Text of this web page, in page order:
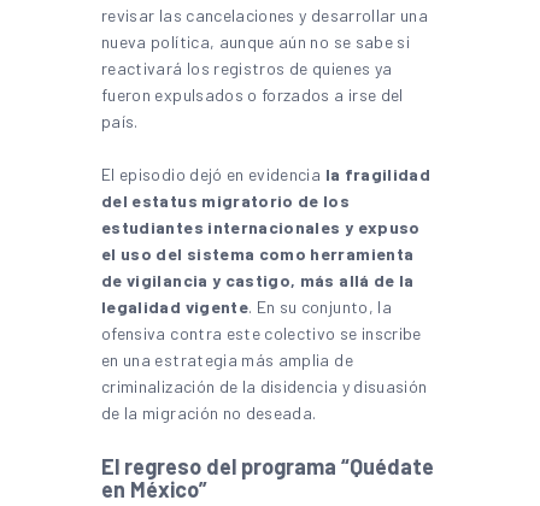
revisar las cancelaciones y desarrollar una
nueva política, aunque aún no se sabe si
reactivará los registros de quienes ya
fueron expulsados o forzados a irse del
país.
El episodio dejó en evidencia la fragilidad
del estatus migratorio de los
estudiantes internacionales y expuso
el uso del sistema como herramienta
de vigilancia y castigo, más allá de la
legalidad vigente. En su conjunto, la
ofensiva contra este colectivo se inscribe
en una estrategia más amplia de
criminalización de la disidencia y disuasión
de la migración no deseada.
El regreso del programa “Quédate
en México”